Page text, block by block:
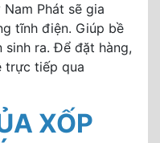
Phát sẽ gia
tĩnh điện. Giúp bề
ra. Để đặt hàng,
trực tiếp qua
XỐP